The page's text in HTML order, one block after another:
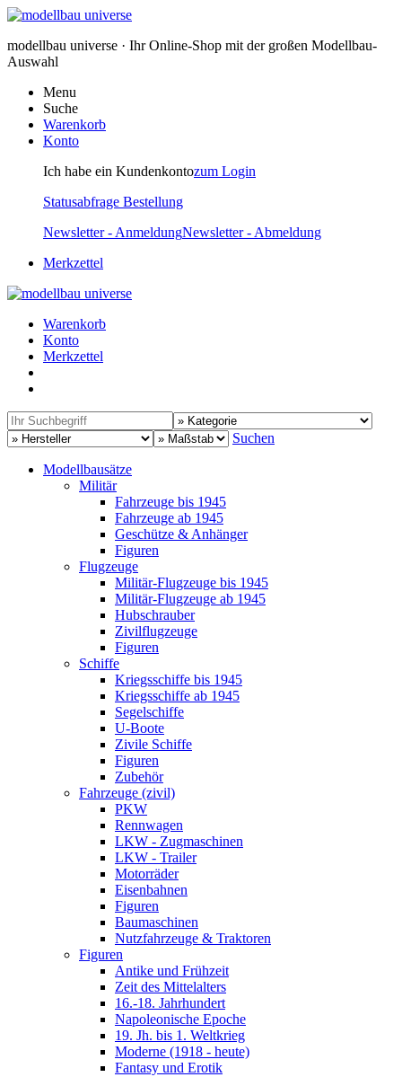
modellbau universe · Ihr Online-Shop mit der großen Modellbau-
Auswahl
Menu
Suche
Warenkorb
Konto
Ich habe ein Kundenkontozum Login
Statusabfrage Bestellung
Newsletter - AnmeldungNewsletter - Abmeldung
Merkzettel
Warenkorb
Konto
Merkzettel
Suchen
Modellbausätze
Militär
Fahrzeuge bis 1945
Fahrzeuge ab 1945
Geschütze & Anhänger
Figuren
Flugzeuge
Militär-Flugzeuge bis 1945
Militär-Flugzeuge ab 1945
Hubschrauber
Zivilflugzeuge
Figuren
Schiffe
Kriegsschiffe bis 1945
Kriegsschiffe ab 1945
Segelschiffe
U-Boote
Zivile Schiffe
Figuren
Zubehör
Fahrzeuge (zivil)
PKW
Rennwagen
LKW - Zugmaschinen
LKW - Trailer
Motorräder
Eisenbahnen
Figuren
Baumaschinen
Nutzfahrzeuge & Traktoren
Figuren
Antike und Frühzeit
Zeit des Mittelalters
16.-18. Jahrhundert
Napoleonische Epoche
19. Jh. bis 1. Weltkrieg
Moderne (1918 - heute)
Fantasy und Erotik